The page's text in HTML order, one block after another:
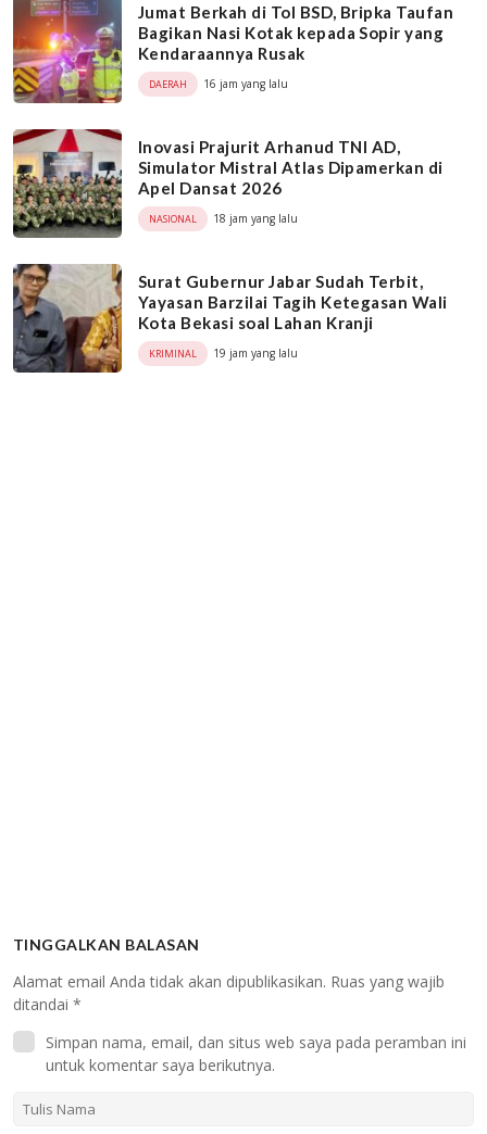
Jumat Berkah di Tol BSD, Bripka Taufan
Bagikan Nasi Kotak kepada Sopir yang
Kendaraannya Rusak
DAERAH 16 jam yang lalu
Inovasi Prajurit Arhanud TNI AD,
Simulator Mistral Atlas Dipamerkan di
Apel Dansat 2026
NASIONAL 18 jam yang lalu
Surat Gubernur Jabar Sudah Terbit,
Yayasan Barzilai Tagih Ketegasan Wali
Kota Bekasi soal Lahan Kranji
KRIMINAL 19 jam yang lalu
TINGGALKAN BALASAN
Alamat email Anda tidak akan dipublikasikan. Ruas yang wajib
ditandai *
Simpan nama, email, dan situs web saya pada peramban ini
untuk komentar saya berikutnya.